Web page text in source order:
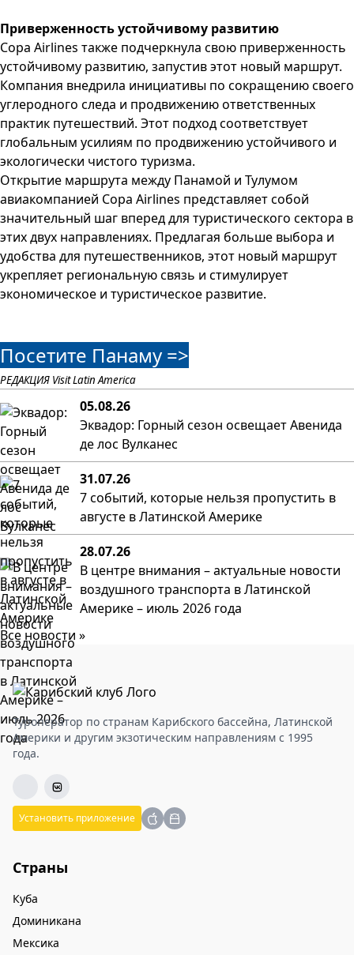
Приверженность устойчивому развитию
Copa Airlines также подчеркнула свою приверженность
устойчивому развитию, запустив этот новый маршрут.
Компания внедрила инициативы по сокращению своего
углеродного следа и продвижению ответственных
практик путешествий. Этот подход соответствует
глобальным усилиям по продвижению устойчивого и
экологически чистого туризма.
Открытие маршрута между Панамой и Тулумом
авиакомпанией Copa Airlines представляет собой
значительный шаг вперед для туристического сектора в
этих двух направлениях. Предлагая больше выбора и
удобства для путешественников, этот новый маршрут
укрепляет региональную связь и стимулирует
экономическое и туристическое развитие.
Посетите Панаму =>
РЕДАКЦИЯ Visit Latin America
05.08.26
Эквадор: Горный сезон освещает Авенида
де лос Вулканес
31.07.26
7 событий, которые нельзя пропустить в
августе в Латинской Америке
28.07.26
В центре внимания – актуальные новости
воздушного транспорта в Латинской
Америке – июль 2026 года
Все новости »
Туроператор по странам Карибского бассейна, Латинской
Америки и другим экзотическим направлениям с 1995
года.
Установить приложение
Страны
Куба
Доминикана
Мексика